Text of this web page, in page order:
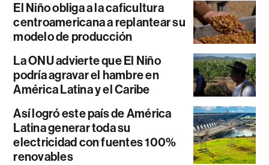
El Niño obliga a la caficultura
centroamericana a replantear su
modelo de producción
La ONU advierte que El Niño
podría agravar el hambre en
América Latina y el Caribe
Así logró este país de América
Latina generar toda su
electricidad con fuentes 100%
renovables